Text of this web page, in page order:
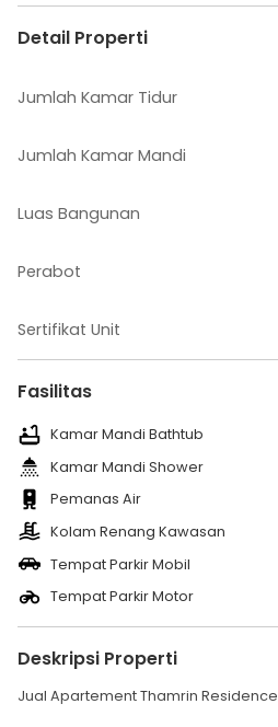
Detail Properti
Jumlah Kamar Tidur
Jumlah Kamar Mandi
Luas Bangunan
Perabot
Sertifikat Unit
Fasilitas
Kamar Mandi Bathtub
Kamar Mandi Shower
Pemanas Air
Kolam Renang Kawasan
Tempat Parkir Mobil
Tempat Parkir Motor
Deskripsi Properti
Jual Apartement Thamrin Residence